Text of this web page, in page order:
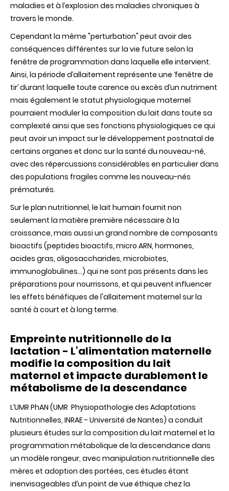
maladies et à l’explosion des maladies chroniques à
travers le monde.
Cependant la même "perturbation" peut avoir des
conséquences différentes sur la vie future selon la
fenêtre de programmation dans laquelle elle intervient.
Ainsi, la période d’allaitement représente une ‘fenêtre de
tir’ durant laquelle toute carence ou excès d’un nutriment
mais également le statut physiologique maternel
pourraient moduler la composition du lait dans toute sa
complexité ainsi que ses fonctions physiologiques ce qui
peut avoir un impact sur le développement postnatal de
certains organes et donc sur la santé du nouveau-né,
avec des répercussions considérables en particulier dans
des populations fragiles comme les nouveau-nés
prématurés.
Sur le plan nutritionnel, le lait humain fournit non
seulement la matière première nécessaire à la
croissance, mais aussi un grand nombre de composants
bioactifs (peptides bioactifs, micro ARN, hormones,
acides gras, oligosaccharides, microbiotes,
immunoglobulines…) qui ne sont pas présents dans les
préparations pour nourrissons, et qui peuvent influencer
les effets bénéfiques de l'allaitement maternel sur la
santé à court et à long terme.
Empreinte nutritionnelle de la
lactation - L’alimentation maternelle
modifie la composition du lait
maternel et impacte durablement le
métabolisme de la descendance
L’UMR PhAN (UMR Physiopathologie des Adaptations
Nutritionnelles, INRAE- Université de Nantes) a conduit
plusieurs études sur la composition du lait maternel et la
programmation métabolique de la descendance dans
un modèle rongeur, avec manipulation nutritionnelle des
mères et adoption des portées, ces études étant
inenvisageables d’un point de vue éthique chez la